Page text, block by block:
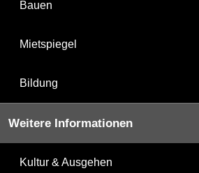
Bauen
Mietspiegel
Bildung
Weitere Informationen
Kultur & Ausgehen